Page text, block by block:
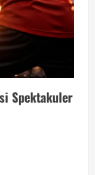
Spektakuler